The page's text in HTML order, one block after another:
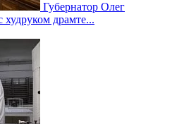
Губернатор Олег
худруком драмте...